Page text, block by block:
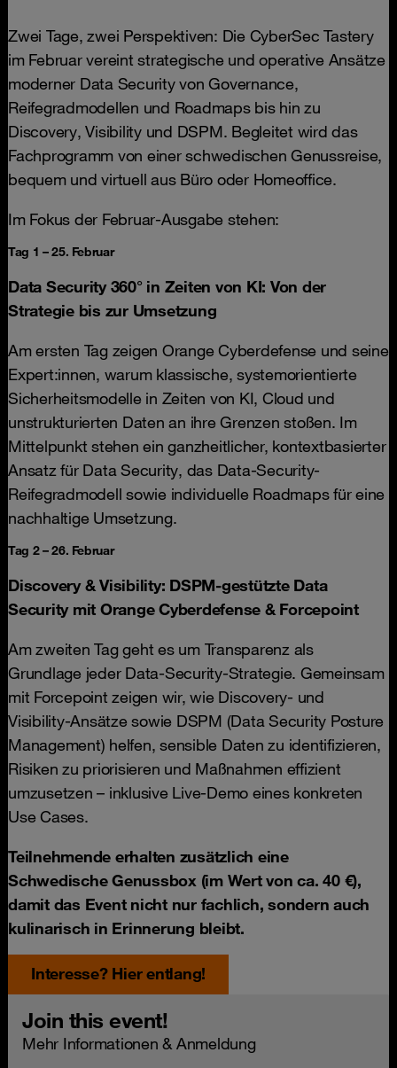
Zwei Tage, zwei Perspektiven: Die CyberSec Tastery
im Februar vereint strategische und operative Ansätze
moderner Data Security von Governance,
Reifegradmodellen und Roadmaps bis hin zu
Discovery, Visibility und DSPM. Begleitet wird das
Fachprogramm von einer schwedischen Genussreise,
bequem und virtuell aus Büro oder Homeoffice.
Im Fokus der Februar-Ausgabe stehen:
Tag 1 – 25. Februar
Data Security 360° in Zeiten von KI: Von der
Strategie bis zur Umsetzung
Am ersten Tag zeigen Orange Cyberdefense und seine
Expert:innen, warum klassische, systemorientierte
Sicherheitsmodelle in Zeiten von KI, Cloud und
unstrukturierten Daten an ihre Grenzen stoßen. Im
Mittelpunkt stehen ein ganzheitlicher, kontextbasierter
Ansatz für Data Security, das Data-Security-
Reifegradmodell sowie individuelle Roadmaps für eine
nachhaltige Umsetzung.
Tag 2 – 26. Februar
Discovery & Visibility: DSPM-gestützte Data
Security mit Orange Cyberdefense & Forcepoint
Am zweiten Tag geht es um Transparenz als
Grundlage jeder Data-Security-Strategie. Gemeinsam
mit Forcepoint zeigen wir, wie Discovery- und
Visibility-Ansätze sowie DSPM (Data Security Posture
Management) helfen, sensible Daten zu identifizieren,
Risiken zu priorisieren und Maßnahmen effizient
umzusetzen – inklusive Live-Demo eines konkreten
Use Cases.
Teilnehmende erhalten zusätzlich eine
Schwedische Genussbox (im Wert von ca. 40 €),
damit das Event nicht nur fachlich, sondern auch
kulinarisch in Erinnerung bleibt.
Interesse? Hier entlang!
Join this event!
Mehr Informationen & Anmeldung